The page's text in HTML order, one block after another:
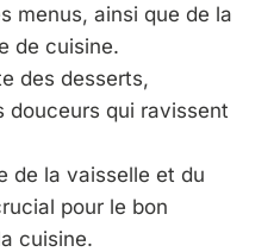
menus, ainsi que de la
de cuisine.
des desserts,
douceurs qui ravissent
de la vaisselle et du
pour le bon
cuisine.